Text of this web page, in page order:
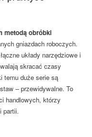
metodą obróbki
gniazdach roboczych.
układy narzędziowe i
skracać czasy
temu duże serie są
– przewidywalne. To
handlowych, którzy
partii.